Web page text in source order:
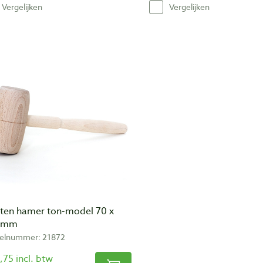
Vergelijken
Vergelijken
hamer ton-model 70 x
21872
incl. btw